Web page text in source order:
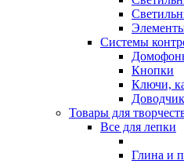
Системы
Кнопки
Ключи,
Товары для
Все для лепки
Глина и